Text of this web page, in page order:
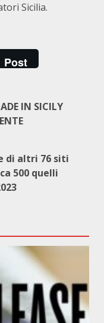
Sicilia.
Post
IN SICILY
di altri 76 siti
500 quelli